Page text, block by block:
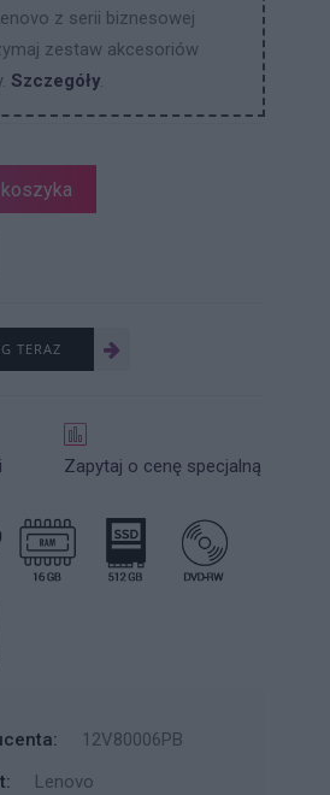
z serii biznesowej
zestaw akcesoriów
Szczegóły.
TERAZ
Zapytaj o cenę specjalną
12V80006PB
Lenovo